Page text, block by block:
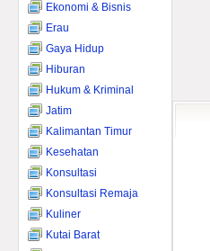
Ekonomi & Bisnis
Erau
Gaya Hidup
Hiburan
Hukum & Kriminal
Jatim
Kalimantan Timur
Kesehatan
Konsultasi
Konsultasi Remaja
Kuliner
Kutai Barat